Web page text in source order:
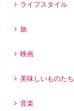
ライフスタイル
旅
映画
美味しいものたち
音楽